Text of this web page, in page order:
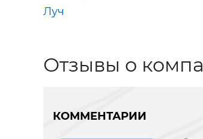
Луч
Отзывы о
КОММЕНТАРИИ